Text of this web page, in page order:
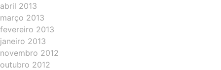
abril 2013
março 2013
fevereiro 2013
janeiro 2013
novembro 2012
outubro 2012